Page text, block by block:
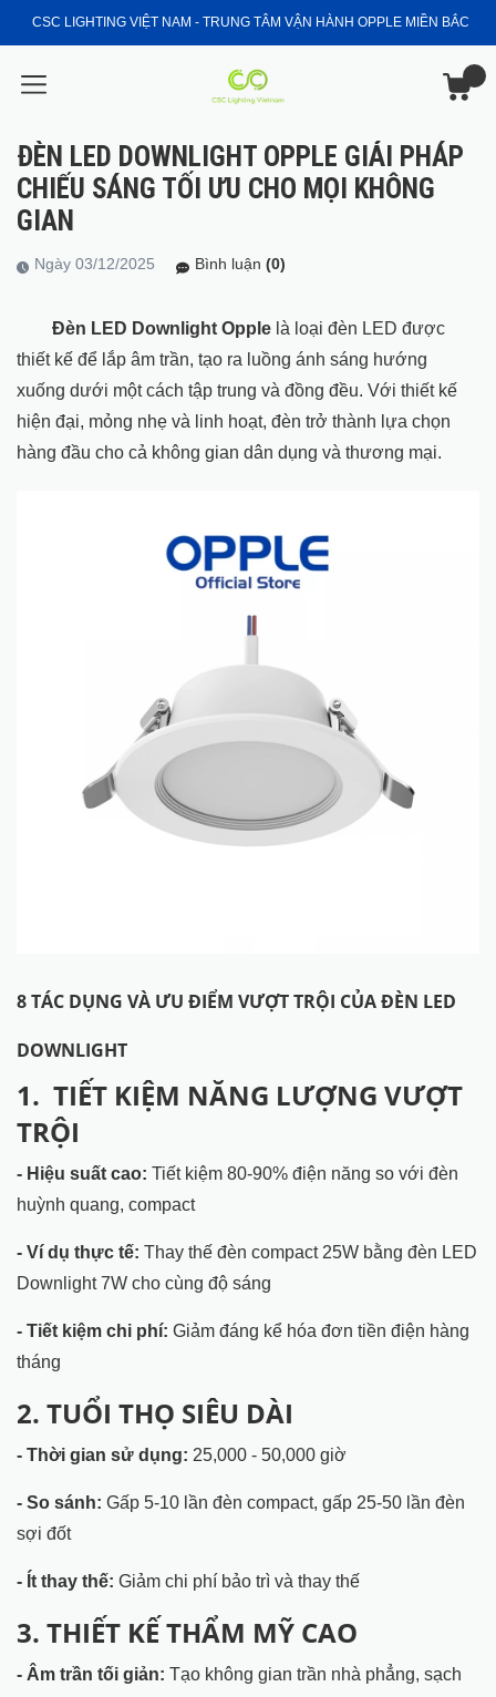
CSC LIGHTING VIỆT NAM - TRUNG TÂM VẬN HÀNH OPPLE MIỀN BẮC
ĐÈN LED DOWNLIGHT OPPLE GIẢI PHÁP
CHIẾU SÁNG TỐI ƯU CHO MỌI KHÔNG
GIAN
Ngày 03/12/2025 Bình luận (0)
Đèn LED Downlight Opple là loại đèn LED được
thiết kế để lắp âm trần, tạo ra luồng ánh sáng hướng
xuống dưới một cách tập trung và đồng đều. Với thiết kế
hiện đại, mỏng nhẹ và linh hoạt, đèn trở thành lựa chọn
hàng đầu cho cả không gian dân dụng và thương mại.
8 TÁC DỤNG VÀ ƯU ĐIỂM VƯỢT TRỘI CỦA ĐÈN LED
DOWNLIGHT
1. TIẾT KIỆM NĂNG LƯỢNG VƯỢT
TRỘI
- Hiệu suất cao: Tiết kiệm 80-90% điện năng so với đèn
huỳnh quang, compact
- Ví dụ thực tế: Thay thế đèn compact 25W bằng đèn LED
Downlight 7W cho cùng độ sáng
- Tiết kiệm chi phí: Giảm đáng kể hóa đơn tiền điện hàng
tháng
2. TUỔI THỌ SIÊU DÀI
- Thời gian sử dụng: 25,000 - 50,000 giờ
- So sánh: Gấp 5-10 lần đèn compact, gấp 25-50 lần đèn
sợi đốt
- Ít thay thế: Giảm chi phí bảo trì và thay thế
3. THIẾT KẾ THẨM MỸ CAO
- Âm trần tối giản: Tạo không gian trần nhà phẳng, sạch